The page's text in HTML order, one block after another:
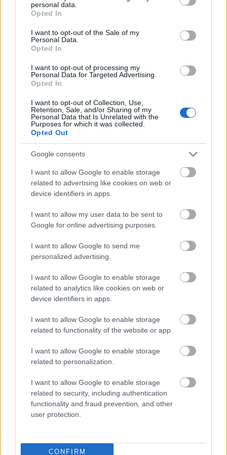
grant or deny consent to Google and its third-party tags to
use your data for below specified purposes in below Google
consent section.
personal data.
Opted In
I want to opt-out of the Sale of my
Personal Data.
Opted In
I want to opt-out of processing my
Personal Data for Targeted Advertising.
Opted In
I want to opt-out of Collection, Use,
Retention, Sale, and/or Sharing of my
Personal Data that Is Unrelated with the
Purposes for which it was collected.
Opted Out
Google consents
I want to allow Google to enable storage
related to advertising like cookies on web or
device identifiers in apps.
I want to allow my user data to be sent to
Google for online advertising purposes.
I want to allow Google to send me
personalized advertising.
I want to allow Google to enable storage
related to analytics like cookies on web or
device identifiers in apps.
I want to allow Google to enable storage
related to functionality of the website or app.
I want to allow Google to enable storage
related to personalization.
I want to allow Google to enable storage
related to security, including authentication
functionality and fraud prevention, and other
user protection.
CONFIRM
A Road Movie mindig üt, főleg klipen. Ugye a The
Answer az AC/DC nyitóbandája a mostani turnén.
Mondjuk, hogy eléggé szétesettnek kell lennie egy
zenekarnak, hogy ekkora ziccert kihagyjon, és ne
csináljon valami képi verziót erről az élményről.
Nyilván be lehet állítani, hogy ennyi ember miattuk
verődött össze, meg ilyesmi. Mindenesetre, mint az
alábbi példa is mutatja, remek dolgok sülhetnek ki